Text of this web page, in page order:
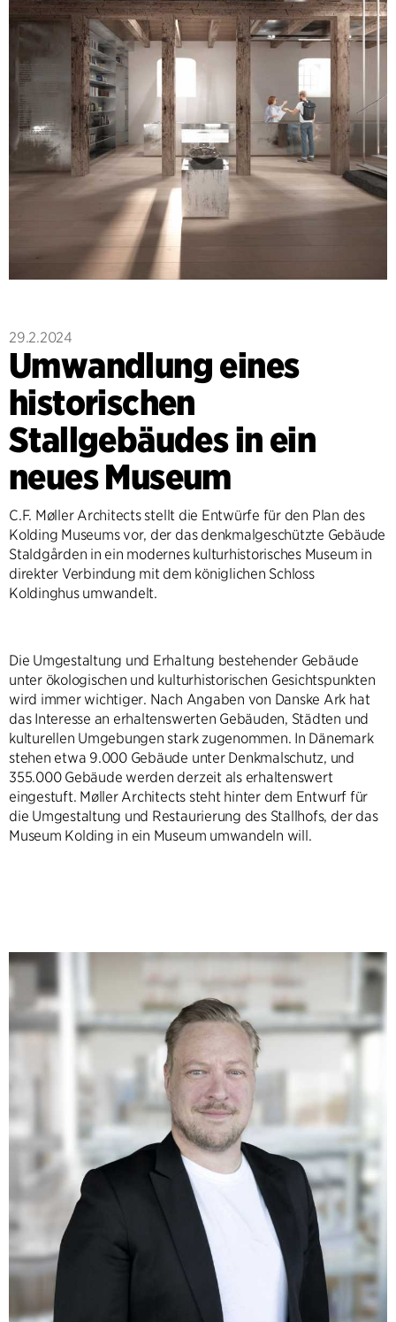
29.2.2024
Umwandlung eines
historischen
Stallgebäudes in ein
neues Museum
C.F. Møller Architects stellt die Entwürfe für den Plan des
Kolding Museums vor, der das denkmalgeschützte Gebäude
Staldgården in ein modernes kulturhistorisches Museum in
direkter Verbindung mit dem königlichen Schloss
Koldinghus umwandelt.
Die Umgestaltung und Erhaltung bestehender Gebäude
unter ökologischen und kulturhistorischen Gesichtspunkten
wird immer wichtiger. Nach Angaben von Danske Ark hat
das Interesse an erhaltenswerten Gebäuden, Städten und
kulturellen Umgebungen stark zugenommen. In Dänemark
stehen etwa 9.000 Gebäude unter Denkmalschutz, und
355.000 Gebäude werden derzeit als erhaltenswert
eingestuft. Møller Architects steht hinter dem Entwurf für
die Umgestaltung und Restaurierung des Stallhofs, der das
Museum Kolding in ein Museum umwandeln will.